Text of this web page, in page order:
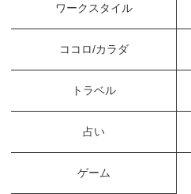
ワークスタイル
ココロ/カラダ
トラベル
占い
ゲーム